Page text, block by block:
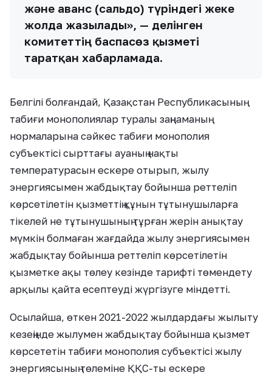
және аванс (сальдо) түріндегі жеке
жолда жазылады», — делінген
комитеттің баспасөз қызметі
таратқан хабарламада.
Белгілі болғандай, Қазақстан Республикасының
табиғи монополиялар туралы заңнаманың
нормаларына сәйкес табиғи монополия
субъектісі сырттағы ауаның нақты
температурасын ескере отырып, жылу
энергиясымен жабдықтау бойынша реттеліп
көрсетілетін қызметтің құнын тұтынушыларға
тікелей не тұтынушының тұрған жерін анықтау
мүмкін болмаған жағдайда жылу энергиясымен
жабдықтау бойынша реттеліп көрсетілетін
қызметке ақы төлеу кезінде тарифті төмендету
арқылы қайта есептеуді жүргізуге мiндеттi.
Осылайша, өткен 2021-2022 жылдардағы жылыту
кезеңінде жылумен жабдықтау бойынша қызмет
көрсететін табиғи монополия субъектісі жылу
энергиясының төлеміне ҚҚС-ты ескере